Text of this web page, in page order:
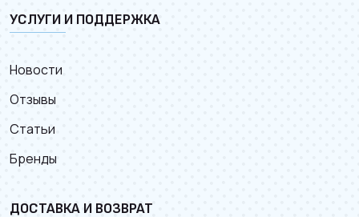
УСЛУГИ И ПОДДЕРЖКА
Новости
Отзывы
Статьи
Бренды
ДОСТАВКА И ВОЗВРАТ